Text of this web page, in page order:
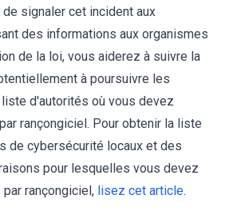
signaler cet incident aux
des informations aux organismes
de la loi, vous aiderez à suivre la
à poursuivre les
d'autorités où vous devez
rançongiciel. Pour obtenir la liste
de cybersécurité locaux et des
pour lesquelles vous devez
rançongiciel, lisez cet article.